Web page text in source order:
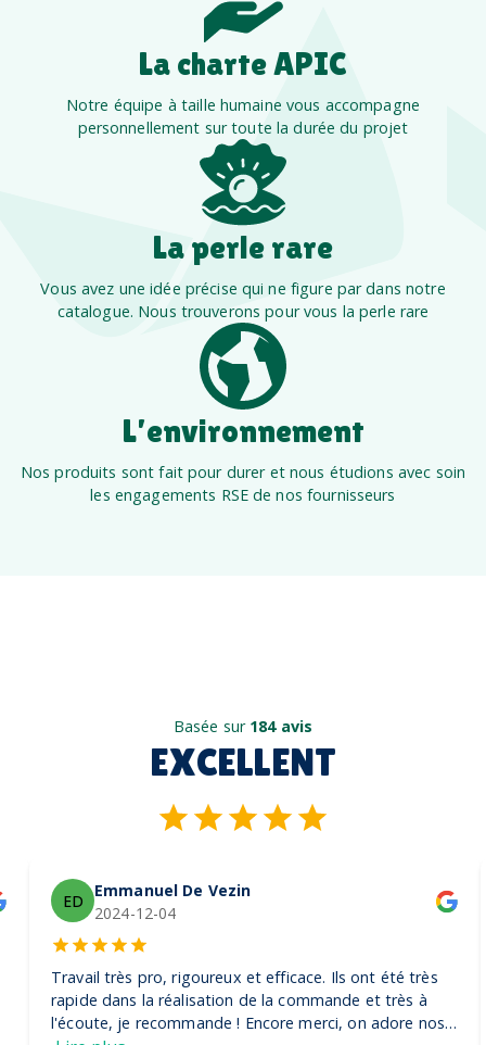
La charte APIC
Notre équipe à taille humaine vous accompagne
personnellement sur toute la durée du projet
La perle rare
Vous avez une idée précise qui ne figure par dans notre
catalogue. Nous trouverons pour vous la perle rare
L’environnement
Nos produits sont fait pour durer et nous étudions avec soin
les engagements RSE de nos fournisseurs
Basée sur 184 avis
EXCELLENT
ED
Emmanuel De Vezin
2024-12-04
Travail très pro, rigoureux et efficace. Ils ont été très
rapide dans la réalisation de la commande et très à
l'écoute, je recommande ! Encore merci, on adore nos